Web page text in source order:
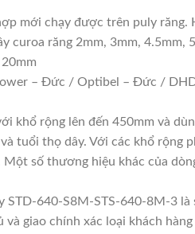
mới chạy được trên puly
curoa răng 2mm, 3mm,
– Đức / Optibel – Đức /
khổ rộng lên đến 450mm và
tuổi thọ dây. Với các khổ rộng
số thương hiệu khác của
STD-640-S8M-STS-640-8M-3
giao chính xác loại khách